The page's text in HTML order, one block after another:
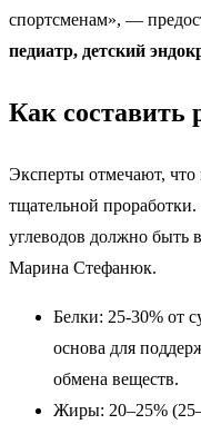
спортсменам», —
педиатр, детский
Как составить
Эксперты отмечают,
тщательной
углеводов должно быть
Марина Стефанюк.
Белки: 25-30% от
основа для
обмена веществ.
Жиры: 20–25%